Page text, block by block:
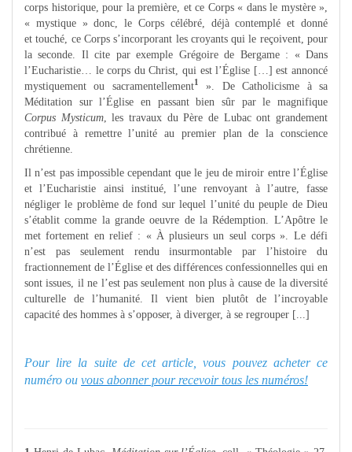
corps historique, pour la première, et ce Corps « dans le mystère »,
« mystique » donc, le Corps célébré, déjà contemplé et donné
et touché, ce Corps s’incorporant les croyants qui le reçoivent, pour
la seconde. Il cite par exemple Grégoire de Bergame : « Dans
l’Eucharistie… le corps du Christ, qui est l’Église […] est annoncé
mystiquement ou sacramentellement1
». De Catholicisme à sa
Méditation sur l’Église en passant bien sûr par le magnifique
Corpus Mysticum, les travaux du Père de Lubac ont grandement
contribué à remettre l’unité au premier plan de la conscience
chrétienne.
Il n’est pas impossible cependant que le jeu de miroir entre l’Église
et l’Eucharistie ainsi institué, l’une renvoyant à l’autre, fasse
négliger le problème de fond sur lequel l’unité du peuple de Dieu
s’établit comme la grande oeuvre de la Rédemption. L’Apôtre le
met fortement en relief : « À plusieurs un seul corps ». Le défi
n’est pas seulement rendu insurmontable par l’histoire du
fractionnement de l’Église et des différences confessionnelles qui en
sont issues, il ne l’est pas seulement non plus à cause de la diversité
culturelle de l’humanité. Il vient bien plutôt de l’incroyable
capacité des hommes à s’opposer, à diverger, à se regrouper [...]
Pour lire la suite de cet article, vous pouvez acheter ce
numéro ou vous abonner pour recevoir tous les numéros!